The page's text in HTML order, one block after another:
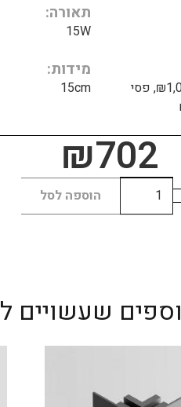
תאורה
15W
מודרני, עד ₪1,000, פסי
מידות
15cm
₪702
כמות
של
הוספה לסל
שעשויים